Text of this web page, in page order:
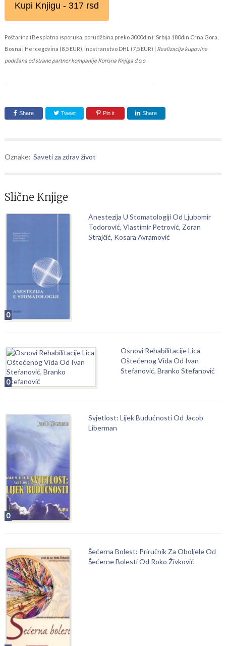
Kupi Knjigu - 317 rsd
Poštarina (Besplatna isporuka, porudžbina preko 3000din): Srbija 180din Crna Gora,
Bosna i Hercegovina (8,5 EUR), inostranstvo DHL (7,5 EUR) | Realizacija kupovine
podržana od strane partner kompanije Korisna Knjiga d.o.o
Share Tweet Pin it Share
Oznake: Saveti za zdrav život
Slične Knjige
0
Anestezija U Stomatologiji Od Ljubomir
Todorović, Vlastimir Petrović, Zoran
Strajčić, Kosara Avramović
0
Osnovi Rehabilitacije Lica
Oštećenog Vida Od Ivan
Stefanović, Branko Stefanović
0
Svjetlost: Lijek Budućnosti Od Jacob
Liberman
Šećerna Bolest: Priručnik Za Oboljele Od
Šećerne Bolesti Od Roko Živković